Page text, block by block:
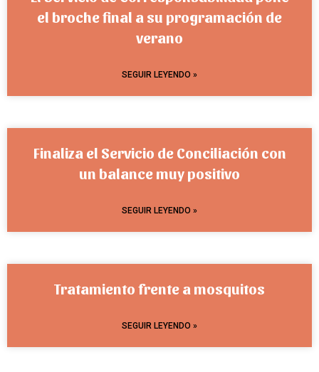
el broche final a su programación de
verano
SEGUIR LEYENDO »
Finaliza el Servicio de Conciliación con
un balance muy positivo
SEGUIR LEYENDO »
Tratamiento frente a mosquitos
SEGUIR LEYENDO »